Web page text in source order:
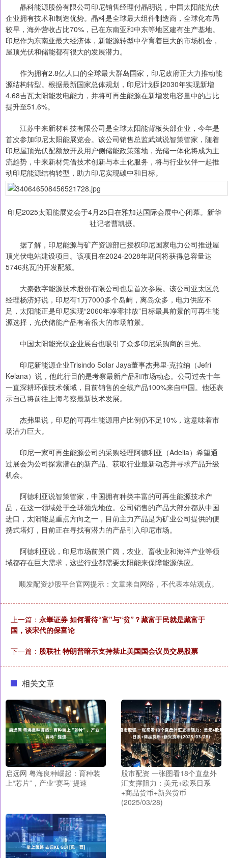
晶科能源股份有限公司印尼销售经理付晶明说，中国太阳能光伏
企业拥有技术和制造优势。晶科是全球最大组件制造商，全球化布局
较早，海外营收占比70%，已在东南亚和中东等地区建有生产基地。
印尼作为东南亚最大经济体，新能源转型中孕育着巨大的市场机会，
屋顶光伏和储能都有很大的发展潜力。
作为拥有2.8亿人口的全球最大群岛国家，印尼政府正大力推动能
源结构转型。根据最新国家总体规划，印尼计划到2030年实现新增
4.68吉瓦太阳能发电能力，并将可再生能源在新增发电容量中的占比
提升至51.6%。
江苏中来新材科技有限公司是全球太阳能背板头部企业，今年是
首次参加印尼太阳能展览会。该公司销售总监武斌说智策管家，随着
印尼屋顶光伏配额放开及用户侧储能政策落地，光储一体化将成为主
流趋势，中来新材凭借技术创新与本土化服务，将与行业伙伴一起推
动印尼能源结构转型，助力印尼实现碳中和目标。
印尼2025太阳能展览会于4月25日在雅加达国际会展中心闭幕。新华
社记者曹凯摄。
据了解，印尼能源与矿产资源部已授权印尼国家电力公司推进屋
顶光伏电站建设项目。该项目在2024-2028年期间将获得总容量达
5746兆瓦的开发配额。
大秦数字能源技术股份有限公司也是首次参展。该公司亚太区总
经理杨济好说，印尼有1万7000多个岛屿，离岛众多，电力供应不
足，太阳能正是印尼实现“2060年净零排放”目标最具前景的可再生能
源选择，光伏储能产品有着很大的市场前景。
中国太阳能光伏企业展台也吸引了众多印尼采购商的目光。
印尼新能源企业Trisindo Solar Jaya董事杰弗里·克拉纳（Jefri
Kelana）说，他此行目的是考察最新产品和市场动态。公司过去十年
一直深耕环保技术领域，目前销售的全线产品100%来自中国。他还表
示自己将前往上海考察最新技术发展。
杰弗里说，印尼的可再生能源用户比例仍不足10%，这意味着市
场潜力巨大。
印尼一家可再生能源公司的采购经理阿德利亚（Adelia）希望通
过展会为公司探索潜在的新产品、获取行业最新动态并寻求产品升级
机会。
阿德利亚说智策管家，中国拥有种类丰富的可再生能源技术产
品，在这一领域处于全球领先地位。公司销售的产品大部分都从中国
进口，太阳能是重点方向之一，目前主力产品是为矿业公司提供的便
携式塔灯，目前正在寻找有潜力的产品引入印尼市场。
阿德利亚说，印尼市场前景广阔，农业、畜牧业和海洋产业等领
域都存在巨大需求，这些行业都需要太阳能来保障能源供应。
顺发配资炒股平台官网提示：文章来自网络，不代表本站观点。
上一篇： 永崋证券 如何看待“富”与“贫”？藏富于民就是藏富于
国，谈宋代的保富论
下一篇： 股联社 特朗普暗示支持禁止美国国会议员交易股票
相关文章
启远网 粤海良种崛起：育种装
上“芯片”，产业“赛马”提速
股市配资 一张图看18个直盘外
汇支撑阻力：美元+欧系日系
+商品货币+新兴货币
(2025/03/28)